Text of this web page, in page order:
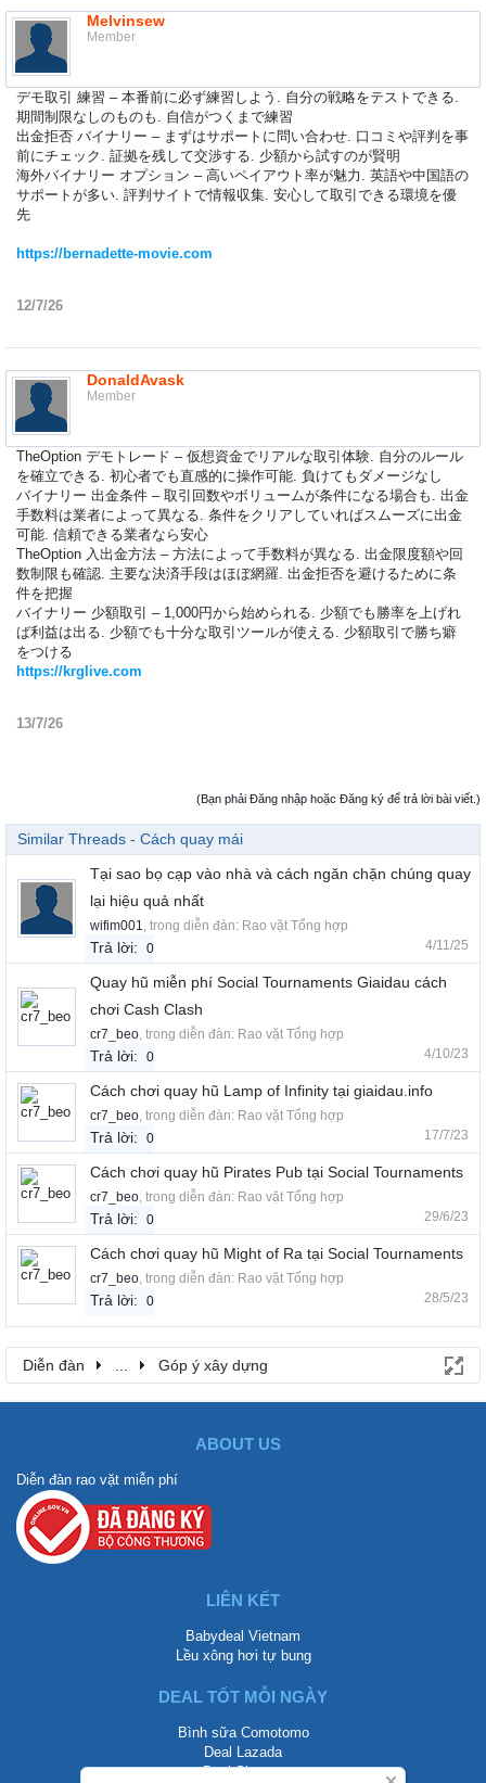
Melvinsew
Member
デモ取引 練習 – 本番前に必ず練習しよう. 自分の戦略をテストできる.
期間制限なしのものも. 自信がつくまで練習
出金拒否 バイナリー – まずはサポートに問い合わせ. 口コミや評判を事
前にチェック. 証拠を残して交渉する. 少額から試すのが賢明
海外バイナリー オプション – 高いペイアウト率が魅力. 英語や中国語の
サポートが多い. 評判サイトで情報収集. 安心して取引できる環境を優
先
https://bernadette-movie.com
12/7/26
DonaldAvask
Member
TheOption デモトレード – 仮想資金でリアルな取引体験. 自分のルール
を確立できる. 初心者でも直感的に操作可能. 負けてもダメージなし
バイナリー 出金条件 – 取引回数やボリュームが条件になる場合も. 出金
手数料は業者によって異なる. 条件をクリアしていればスムーズに出金
可能. 信頼できる業者なら安心
TheOption 入出金方法 – 方法によって手数料が異なる. 出金限度額や回
数制限も確認. 主要な決済手段はほぼ網羅. 出金拒否を避けるために条
件を把握
バイナリー 少額取引 – 1,000円から始められる. 少額でも勝率を上げれ
ば利益は出る. 少額でも十分な取引ツールが使える. 少額取引で勝ち癖
をつける
https://krglive.com
13/7/26
(Bạn phải Đăng nhập hoặc Đăng ký để trả lời bài viết.)
Similar Threads - Cách quay mái
Tại sao bọ cạp vào nhà và cách ngăn chặn chúng quay
lại hiệu quả nhất
wifim001, trong diễn đàn: Rao vặt Tổng hợp
Trả lời: 0 4/11/25
Quay hũ miễn phí Social Tournaments Giaidau cách
chơi Cash Clash
cr7_beo, trong diễn đàn: Rao vặt Tổng hợp
Trả lời: 0 4/10/23
Cách chơi quay hũ Lamp of Infinity tại giaidau.info
cr7_beo, trong diễn đàn: Rao vặt Tổng hợp
Trả lời: 0 17/7/23
Cách chơi quay hũ Pirates Pub tại Social Tournaments
cr7_beo, trong diễn đàn: Rao vặt Tổng hợp
Trả lời: 0 29/6/23
Cách chơi quay hũ Might of Ra tại Social Tournaments
cr7_beo, trong diễn đàn: Rao vặt Tổng hợp
Trả lời: 0 28/5/23
Diễn đàn Góp ý xây dựng
ABOUT US
Diễn đàn rao vặt miễn phí
LIÊN KẾT
Babydeal Vietnam
Lều xông hơi tự bung
DEAL TỐT MỖI NGÀY
Bình sữa Comotomo
Deal Lazada
Deal Shopee